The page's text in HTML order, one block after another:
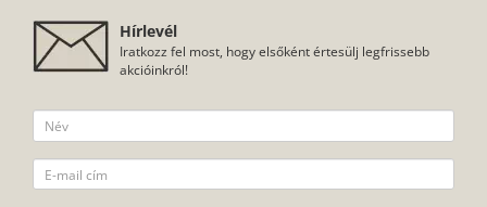
Hírlevél
Iratkozz fel most, hogy elsőként értesülj legfrissebb
akcióinkról!